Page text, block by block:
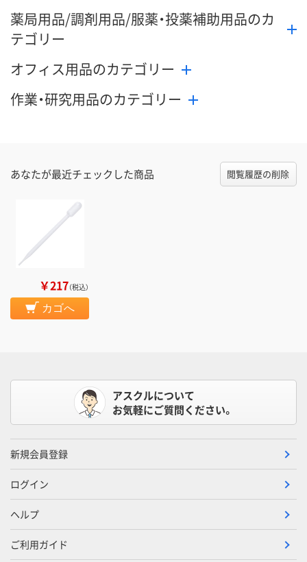
薬局用品/調剤用品/服薬・投薬補助用品のカ
テゴリー
オフィス用品のカテゴリー
作業・研究用品のカテゴリー
あなたが最近チェックした商品 閲覧履歴の削除
￥217（税込）
カゴへ
アスクルについて
お気軽にご質問ください。
新規会員登録
ログイン
ヘルプ
ご利用ガイド